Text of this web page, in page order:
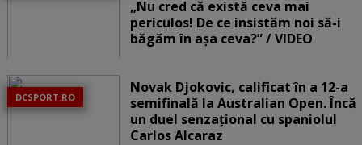
„Nu cred că există ceva mai
periculos! De ce insistăm noi să-i
băgăm în așa ceva?” / VIDEO
DCSPORT.RO
Novak Djokovic, calificat în a 12-a
semifinală la Australian Open. Încă
un duel senzațional cu spaniolul
Carlos Alcaraz